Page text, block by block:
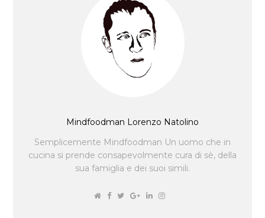
Mindfoodman Lorenzo Natolino
Semplicemente Mindfoodman Un uomo che in
cucina si prende consapevolmente cura di sè, della
sua famiglia e dei suoi simili.